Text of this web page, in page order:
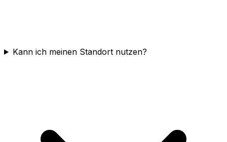
Kann ich meinen Standort nutzen?